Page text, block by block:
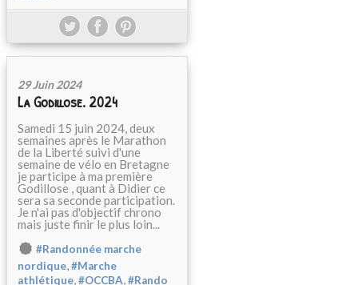
29 Juin 2024
La Godillose. 2024
Samedi 15 juin 2024, deux
semaines après le Marathon
de la Liberté suivi d'une
semaine de vélo en Bretagne
je participe à ma première
Godillose , quant à Didier ce
sera sa seconde participation.
Je n'ai pas d'objectif chrono
mais juste finir le plus loin...
#Randonnée marche
nordique,#Marche
athlétique,#OCCBA,#Rando